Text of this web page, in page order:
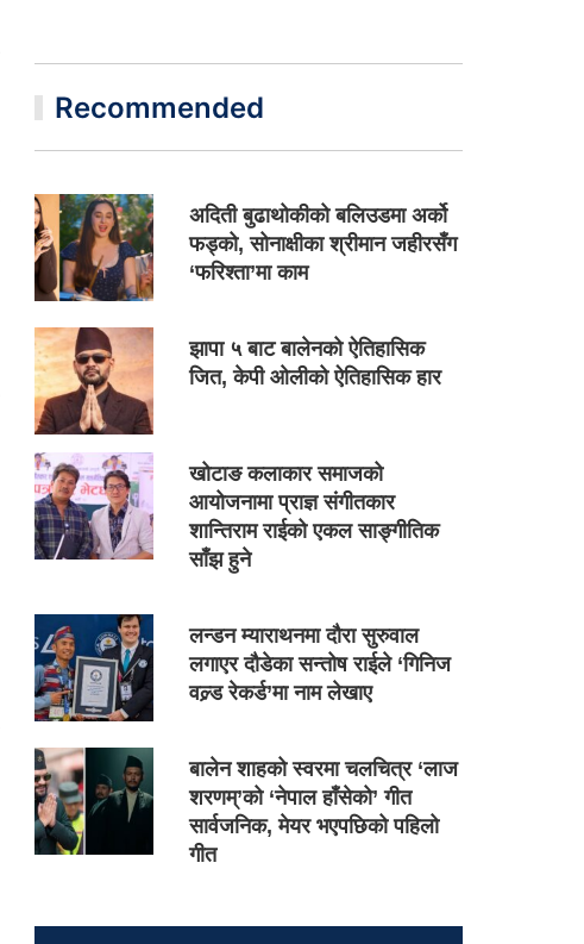
Recommended
अदिती बुढाथोकीको बलिउडमा अर्को
फड्को, सोनाक्षीका श्रीमान जहीरसँग
‘फरिश्ता’मा काम
झापा ५ बाट बालेनको ऐतिहासिक
जित, केपी ओलीको ऐतिहासिक हार
खोटाङ कलाकार समाजको
आयोजनामा प्राज्ञ संगीतकार
शान्तिराम राईको एकल साङ्गीतिक
साँझ हुने
लन्डन म्याराथनमा दौरा सुरुवाल
लगाएर दौडेका सन्तोष राईले ‘गिनिज
वल्र्ड रेकर्ड’मा नाम लेखाए
बालेन शाहको स्वरमा चलचित्र ‘लाज
शरणम्’को ‘नेपाल हाँसेको’ गीत
सार्वजनिक, मेयर भएपछिको पहिलो
गीत